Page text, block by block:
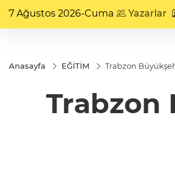
7 Ağustos 2026-Cuma Yazarlar
Anasayfa EĞİTİM Trabzon
Trabzon